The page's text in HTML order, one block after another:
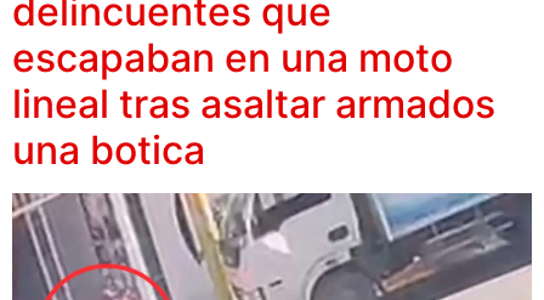
delincuentes que
escapaban en una moto
lineal tras asaltar armados
una botica